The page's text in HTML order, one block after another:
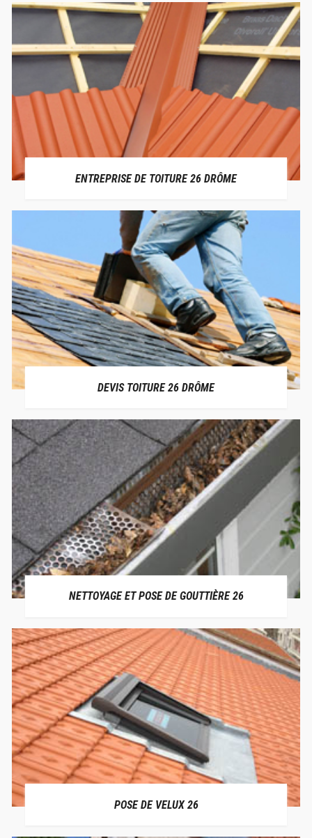
ENTREPRISE DE TOITURE 26 DRÔME
DEVIS TOITURE 26 DRÔME
NETTOYAGE ET POSE DE GOUTTIÈRE 26
POSE DE VELUX 26